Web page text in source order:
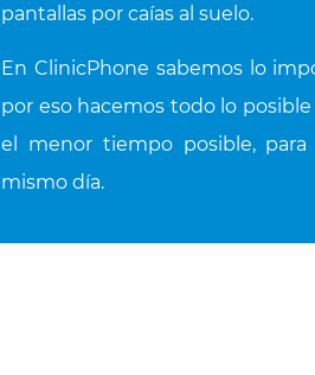
pantallas por caías al suelo.
En ClinicPhone sabemos lo
por eso hacemos todo lo
el menor tiempo posible,
mismo día.